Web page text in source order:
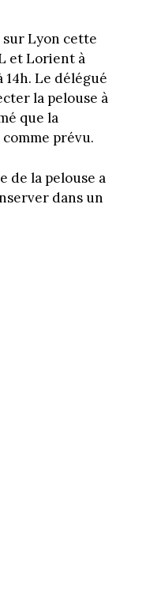
Lyon cette
et Lorient à
Le délégué
la pelouse à
que la
prévu.
de la pelouse a
dans un